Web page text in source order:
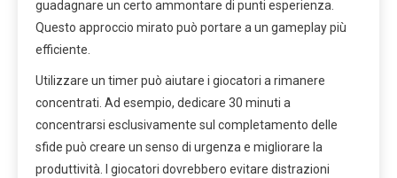
guadagnare un certo ammontare di punti esperienza.
Questo approccio mirato può portare a un gameplay più
efficiente.
Utilizzare un timer può aiutare i giocatori a rimanere
concentrati. Ad esempio, dedicare 30 minuti a
concentrarsi esclusivamente sul completamento delle
sfide può creare un senso di urgenza e migliorare la
produttività. I giocatori dovrebbero evitare distrazioni